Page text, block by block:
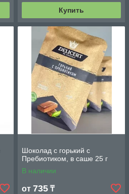
Купить
Шоколад с горький с
Пребиотиком, в саше 25 г
В наличии
от 735 ₸